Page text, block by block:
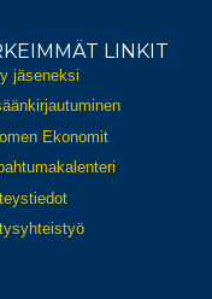
LINKIT
jäseneksi
Ekonomit